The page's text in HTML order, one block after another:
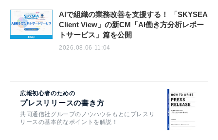
AIで組織の業務改善を支援する！ 「SKYSEA
Client View」の新CM「AI働き方分析レポー
トサービス」篇を公開
2026.08.06 11:04
広報初心者のための
プレスリリースの書き方
共同通信社グループのノウハウをもとにプレスリ
リースの基本的なポイントを解説！